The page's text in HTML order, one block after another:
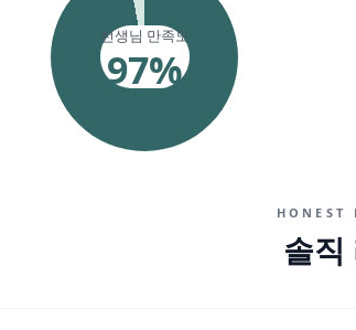
선생님 만족도
97%
HONEST
솔직